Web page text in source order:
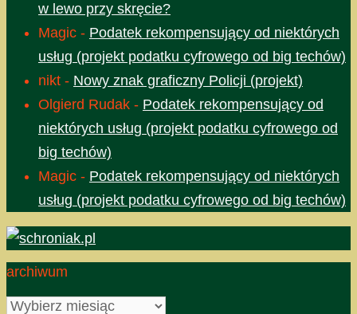
w lewo przy skręcie?
Magic - Podatek rekompensujący od niektórych
usług (projekt podatku cyfrowego od big techów)
nikt - Nowy znak graficzny Policji (projekt)
Olgierd Rudak - Podatek rekompensujący od
niektórych usług (projekt podatku cyfrowego od
big techów)
Magic - Podatek rekompensujący od niektórych
usług (projekt podatku cyfrowego od big techów)
archiwum
archiwum